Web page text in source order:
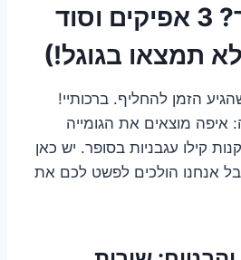
מקרר אמקור? 3 אפיקים וסוד
תמצאו בגוגל!)
הזמן להחליף. ברכותיי!
איפה מוצאים את הגומייה
קילו עגבניות בסופר. יש כאן
אנחנו הולכים לפשט לכם את